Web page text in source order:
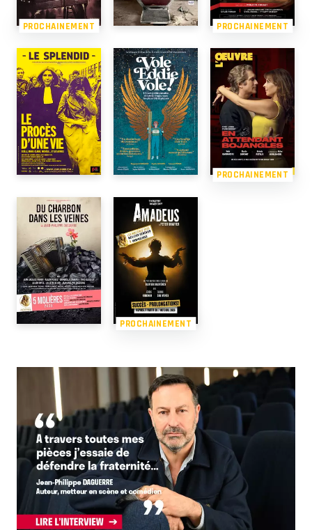
PROCHAINEMENT PROCHAINEMENT
PROCHAINEMENT
PROCHAINEMENT